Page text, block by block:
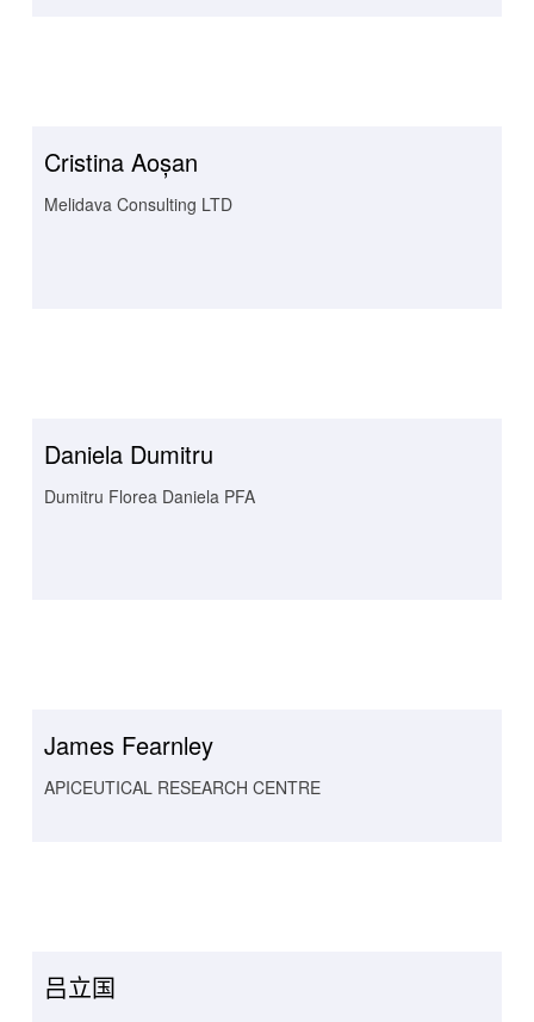
Cristina Aoșan
Melidava Consulting LTD
Daniela Dumitru
Dumitru Florea Daniela PFA
James Fearnley
APICEUTICAL RESEARCH CENTRE
吕立国